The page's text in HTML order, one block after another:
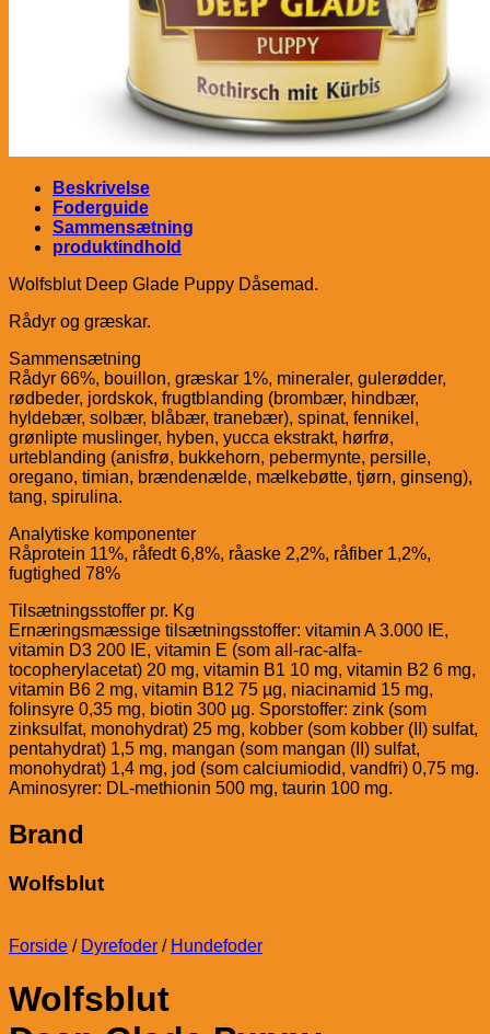
Beskrivelse
Foderguide
Sammensætning
produktindhold
Wolfsblut Deep Glade Puppy Dåsemad.
Rådyr og græskar.
Sammensætning
Rådyr 66%, bouillon, græskar 1%, mineraler, gulerødder,
rødbeder, jordskok, frugtblanding (brombær, hindbær,
hyldebær, solbær, blåbær, tranebær), spinat, fennikel,
grønlipte muslinger, hyben, yucca ekstrakt, hørfrø,
urteblanding (anisfrø, bukkehorn, pebermynte, persille,
oregano, timian, brændenælde, mælkebøtte, tjørn, ginseng),
tang, spirulina.
Analytiske komponenter
Råprotein 11%, råfedt 6,8%, råaske 2,2%, råfiber 1,2%,
fugtighed 78%
Tilsætningsstoffer pr. Kg
Ernæringsmæssige tilsætningsstoffer: vitamin A 3.000 IE,
vitamin D3 200 IE, vitamin E (som all-rac-alfa-
tocopherylacetat) 20 mg, vitamin B1 10 mg, vitamin B2 6 mg,
vitamin B6 2 mg, vitamin B12 75 µg, niacinamid 15 mg,
folinsyre 0,35 mg, biotin 300 µg. Sporstoffer: zink (som
zinksulfat, monohydrat) 25 mg, kobber (som kobber (II) sulfat,
pentahydrat) 1,5 mg, mangan (som mangan (II) sulfat,
monohydrat) 1,4 mg, jod (som calciumiodid, vandfri) 0,75 mg.
Aminosyrer: DL-methionin 500 mg, taurin 100 mg.
Brand
Wolfsblut
Forside / Dyrefoder / Hundefoder
Wolfsblut